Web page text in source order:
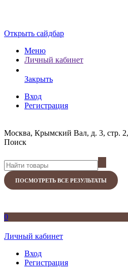
Открыть сайдбар
Меню
Личный кабинет
Закрыть
Вход
Регистрация
Москва, Крымский Вал, д. 3, стр.
Поиск
ПОСМОТРЕТЬ ВСЕ РЕЗУЛЬТАТЫ
0
Личный кабинет
Вход
Регистрация